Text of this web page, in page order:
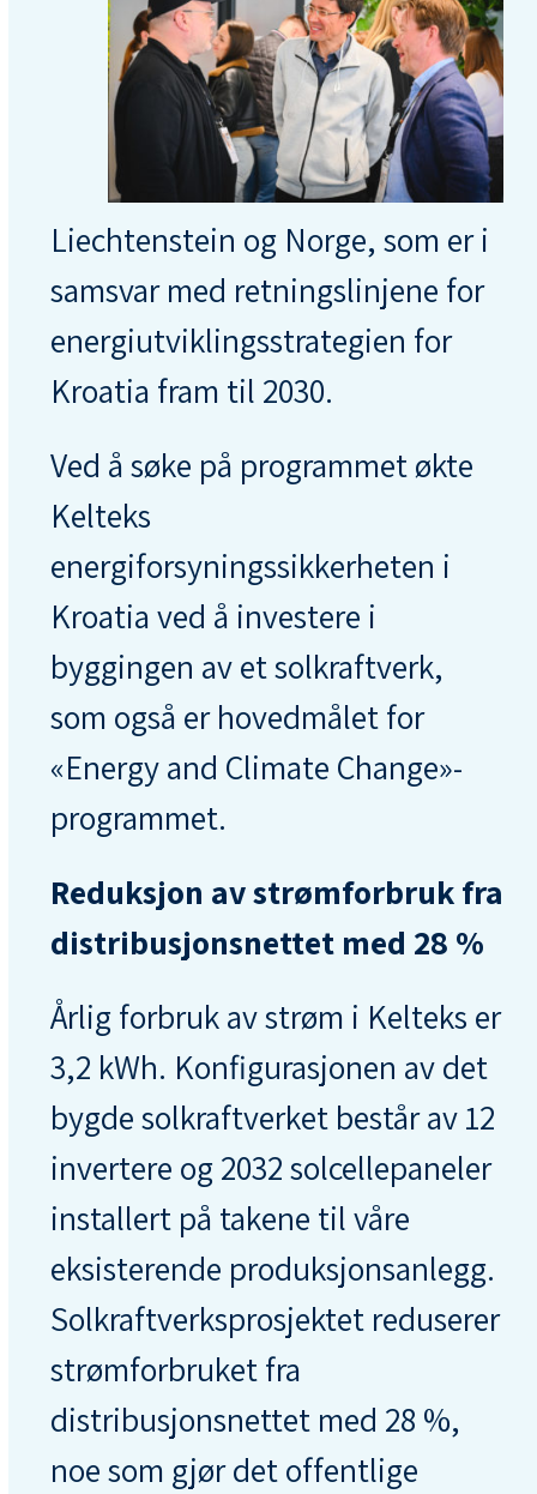
Liechtenstein og Norge, som er i
samsvar med retningslinjene for
energiutviklingsstrategien for
Kroatia fram til 2030.
Ved å søke på programmet økte
Kelteks
energiforsyningssikkerheten i
Kroatia ved å investere i
byggingen av et solkraftverk,
som også er hovedmålet for
«Energy and Climate Change»-
programmet.
Reduksjon av strømforbruk fra
distribusjonsnettet med 28 %
Årlig forbruk av strøm i Kelteks er
3,2 kWh. Konfigurasjonen av det
bygde solkraftverket består av 12
invertere og 2032 solcellepaneler
installert på takene til våre
eksisterende produksjonsanlegg.
Solkraftverksprosjektet reduserer
strømforbruket fra
distribusjonsnettet med 28 %,
noe som gjør det offentlige